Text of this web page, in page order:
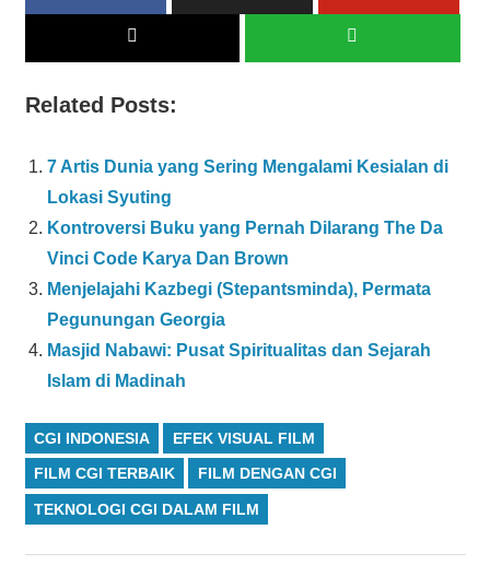
Related Posts:
7 Artis Dunia yang Sering Mengalami Kesialan di
Lokasi Syuting
Kontroversi Buku yang Pernah Dilarang The Da
Vinci Code Karya Dan Brown
Menjelajahi Kazbegi (Stepantsminda), Permata
Pegunungan Georgia
Masjid Nabawi: Pusat Spiritualitas dan Sejarah
Islam di Madinah
CGI INDONESIA EFEK VISUAL FILM
FILM CGI TERBAIK FILM DENGAN CGI
TEKNOLOGI CGI DALAM FILM